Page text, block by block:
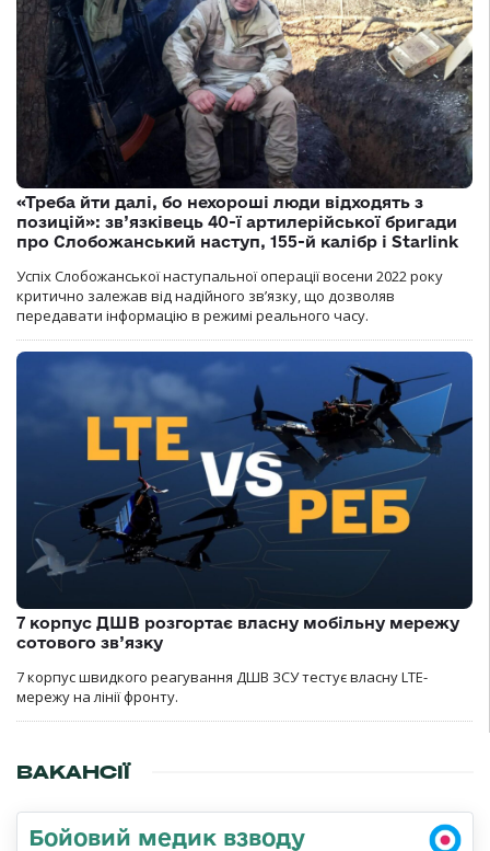
«Треба йти далі, бо нехороші люди відходять з
позицій»: зв’язківець 40-ї артилерійської бригади
про Слобожанський наступ, 155-й калібр і Starlink
Успіх Слобожанської наступальної операції восени 2022 року
критично залежав від надійного зв’язку, що дозволяв
передавати інформацію в режимі реального часу.
7 корпус ДШВ розгортає власну мобільну мережу
сотового зв’язку
7 корпус швидкого реагування ДШВ ЗСУ тестує власну LTE-
мережу на лінії фронту.
ВАКАНСІЇ
Бойовий медик взводу